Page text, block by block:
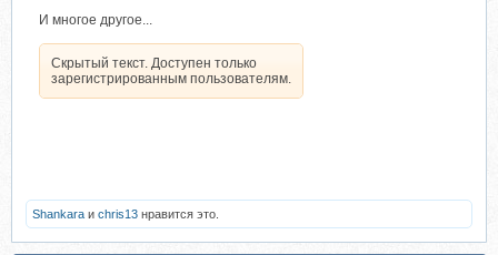
И многое другое...
Скрытый текст. Доступен только
зарегистрированным пользователям.
Shankara и chris13 нравится это.